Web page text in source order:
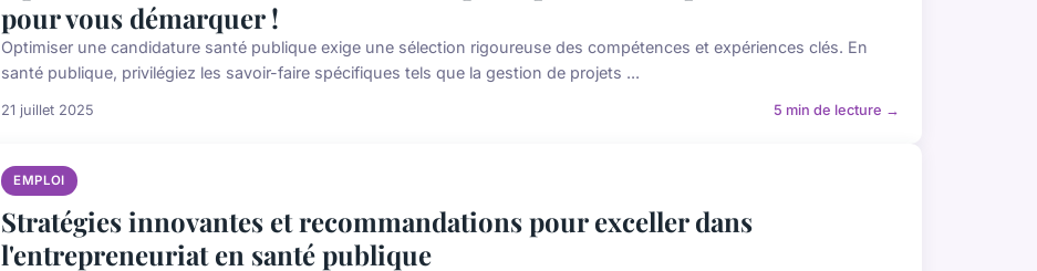
pour vous démarquer !
Optimiser une candidature santé publique exige une sélection rigoureuse des compétences et expériences clés. En
santé publique, privilégiez les savoir-faire spécifiques tels que la gestion de projets ...
21 juillet 2025 5 min de lecture →
EMPLOI
Stratégies innovantes et recommandations pour exceller dans
l'entrepreneuriat en santé publique